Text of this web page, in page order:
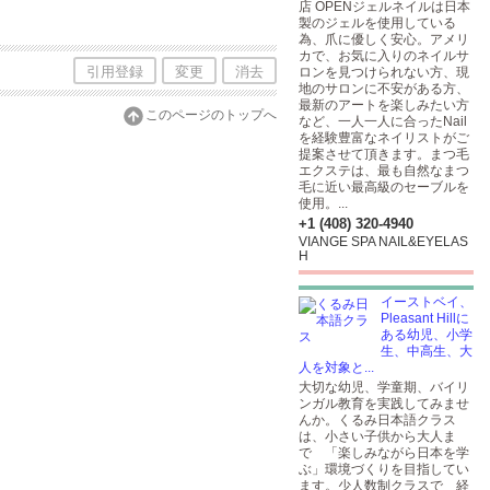
引用登録 変更 消去
このページのトップへ
店 OPENジェルネイルは日本
製のジェルを使用している
為、爪に優しく安心。アメリ
カで、お気に入りのネイルサ
ロンを見つけられない方、現
地のサロンに不安がある方、
最新のアートを楽しみたい方
など、一人一人に合ったNail
を経験豊富なネイリストがご
提案させて頂きます。まつ毛
エクステは、最も自然なまつ
毛に近い最高級のセーブルを
使用。...
+1 (408) 320-4940
VIANGE SPA NAIL&EYELAS
H
イーストベイ、
Pleasant Hillに
ある幼児、小学
生、中高生、大
人を対象と...
大切な幼児、学童期、バイリ
ンガル教育を実践してみませ
んか。くるみ日本語クラス
は、小さい子供から大人ま
で 「楽しみながら日本を学
ぶ」環境づくりを目指してい
ます。少人数制クラスで 経